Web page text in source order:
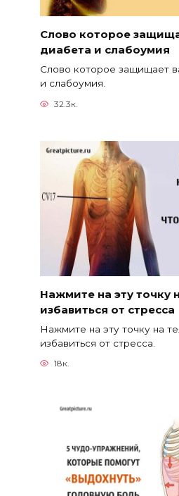
Слово которое
диабета и слабоумия
Слово которое защищает
и слабоумия.
32.3к.
Нажмите на эту точку
избавиться от стресса
Нажмите на эту точку на
избавиться от стресса.
18к.